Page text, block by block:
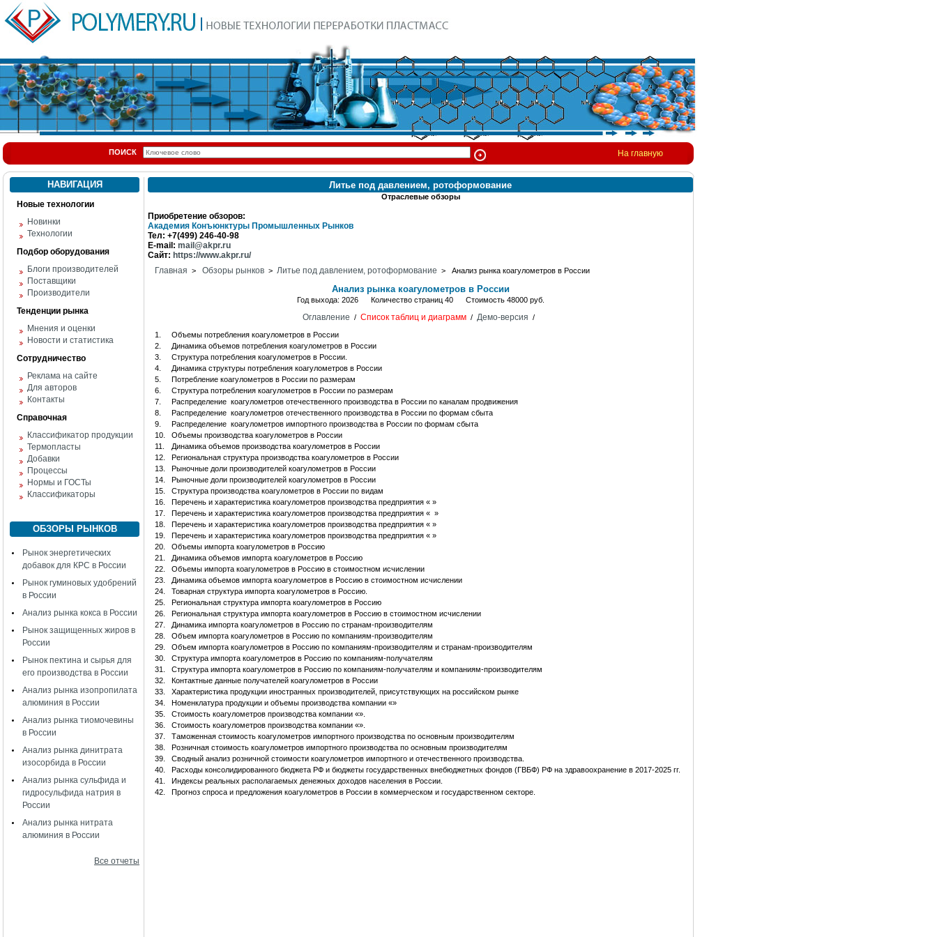
ПОИСК На главную
НАВИГАЦИЯ
Новые технологии
Новинки
Технологии
Подбор оборудования
Блоги производителей
Поставщики
Производители
Тенденции рынка
Мнения и оценки
Новости и статистика
Сотрудничество
Реклама на сайте
Для авторов
Контакты
Справочная
Классификатор продукции
Термопласты
Добавки
Процессы
Нормы и ГОСТы
Классификаторы
ОБЗОРЫ РЫНКОВ
Рынок энергетических
добавок для КРС в России
Рынок гуминовых удобрений
в России
Анализ рынка кокса в России
Рынок защищенных жиров в
России
Рынок пектина и сырья для
его производства в России
Анализ рынка изопропилата
алюминия в России
Анализ рынка тиомочевины
в России
Анализ рынка динитрата
изосорбида в России
Анализ рынка сульфида и
гидросульфида натрия в
России
Анализ рынка нитрата
алюминия в России
Все отчеты
Литье под давлением, ротоформование
Отраслевые обзоры
Приобретение обзоров:
Академия Конъюнктуры Промышленных Рынков
Тел: +7(499) 246-40-98
E-mail: mail@akpr.ru
Сайт: https://www.akpr.ru/
Главная > Обзоры рынков > Литье под давлением, ротоформование > Анализ рынка коагулометров в России
Анализ рынка коагулометров в России
Год выхода: 2026 Количество страниц 40 Стоимость 48000 руб.
Оглавление / Список таблиц и диаграмм/ Демо-версия /
1.
Объемы потребления коагулометров в России
2.
Динамика объемов потребления коагулометров в России
3.
Структура потребления коагулометров в России.
4.
Динамика структуры потребления коагулометров в России
5.
Потребление коагулометров в России по размерам
6.
Структура потребления коагулометров в России по размерам
7.
Распределение коагулометров отечественного производства в России по каналам продвижения
8.
Распределение коагулометров отечественного производства в России по формам сбыта
9.
Распределение коагулометров импортного производства в России по формам сбыта
10.
Объемы производства коагулометров в России
11.
Динамика объемов производства коагулометров в России
12.
Региональная структура производства коагулометров в России
13.
Рыночные доли производителей коагулометров в России
14.
Рыночные доли производителей коагулометров в России
15.
Структура производства коагулометров в России по видам
16.
Перечень и характеристика коагулометров производства предприятия « »
17.
Перечень и характеристика коагулометров производства предприятия « »
18.
Перечень и характеристика коагулометров производства предприятия « »
19.
Перечень и характеристика коагулометров производства предприятия « »
20.
Объемы импорта коагулометров в Россию
21.
Динамика объемов импорта коагулометров в Россию
22.
Объемы импорта коагулометров в Россию в стоимостном исчислении
23.
Динамика объемов импорта коагулометров в Россию в стоимостном исчислении
24.
Товарная структура импорта коагулометров в Россию.
25.
Региональная структура импорта коагулометров в Россию
26.
Региональная структура импорта коагулометров в Россию в стоимостном исчислении
27.
Динамика импорта коагулометров в Россию по странам-производителям
28.
Объем импорта коагулометров в Россию по компаниям-производителям
29.
Объем импорта коагулометров в Россию по компаниям-производителям и странам-производителям
30.
Структура импорта коагулометров в Россию по компаниям-получателям
31.
Структура импорта коагулометров в Россию по компаниям-получателям и компаниям-производителям
32.
Контактные данные получателей коагулометров в России
33.
Характеристика продукции иностранных производителей, присутствующих на российском рынке
34.
Номенклатура продукции и объемы производства компании «»
35.
Стоимость коагулометров производства компании «».
36.
Стоимость коагулометров производства компании «».
37.
Таможенная стоимость коагулометров импортного производства по основным производителям
38.
Розничная стоимость коагулометров импортного производства по основным производителям
39.
Сводный анализ розничной стоимости коагулометров импортного и отечественного производства.
40.
Расходы консолидированного бюджета РФ и бюджеты государственных внебюджетных фондов (ГВБФ) РФ на здравоохранение в 2017-2025 гг.
41.
Индексы реальных располагаемых денежных доходов населения в России.
42.
Прогноз спроса и предложения коагулометров в России в коммерческом и государственном секторе.